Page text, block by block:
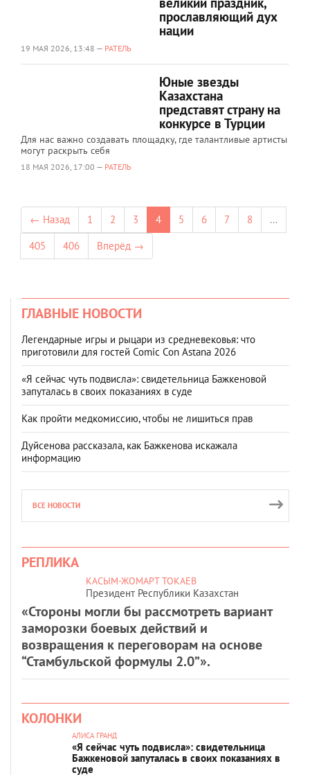
прославляющий дух
нации
19 МАЯ 2026, 13:48 — РАТЕЛЬ
Юные звезды
Казахстана
представят страну на
конкурсе в Турции
Для нас важно создавать площадку, где талантливые артисты
могут раскрыть себя
18 МАЯ 2026, 17:00 — РАТЕЛЬ
← Назад 1 2 3 4 5 6 7 8
...
405
406 Вперёд →
ГЛАВНЫЕ НОВОСТИ
Легендарные игры и рыцари из средневековья: что
приготовили для гостей Comic Con Astana 2026
«Я сейчас чуть подвисла»: свидетельница Бажкеновой
запуталась в своих показаниях в суде
Как пройти медкомиссию, чтобы не лишиться прав
Дуйсенова рассказала, как Бажкенова искажала
информацию
ВСЕ НОВОСТИ
РЕПЛИКА
КАСЫМ-ЖОМАРТ ТОКАЕВ
Президент Республики Казахстан
«Стороны могли бы рассмотреть вариант
заморозки боевых действий и
возвращения к переговорам на основе
“Стамбульской формулы 2.0”».
КОЛОНКИ
АЛИСА ГРАНД
«Я сейчас чуть подвисла»: свидетельница
Бажкеновой запуталась в своих показаниях в
суде